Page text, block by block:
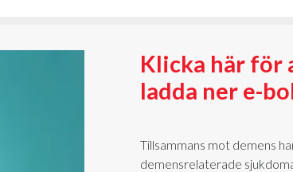
Klicka här för
ladda ner e-
Tillsammans mot demens
demensrelaterade